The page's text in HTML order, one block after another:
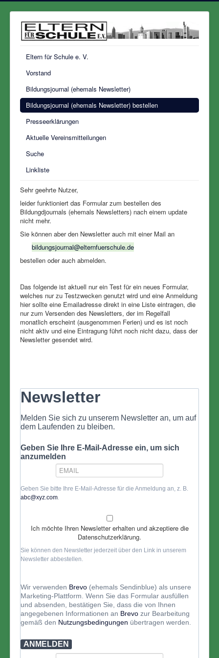
Eltern für Schule e. V.
Vorstand
Bildungsjournal (ehemals Newsletter)
Bildungsjournal (ehemals Newsletter) bestellen
Presseerklärungen
Aktuelle Vereinsmitteilungen
Suche
Linkliste
Sehr geehrte Nutzer,
leider funktioniert das Formular zum bestellen des
Bildungdjournals (ehemals Newsletters) nach einem update
nicht mehr.
Sie können aber den Newsletter auch mit einer Mail an
bildungsjournal@elternfuerschule.de
bestellen oder auch abmelden.
Das folgende ist aktuell nur ein Test für ein neues Formular,
welches nur zu Testzwecken genutzt wird und eine Anmeldung
hier sollte eine Emailadresse direkt in eine Liste eintragen, die
nur zum Versenden des Newsletters, der im Regelfall
monatlich erscheint (ausgenommen Ferien) und es ist noch
nicht aktiv und eine Eintragung führt noch nicht dazu, dass der
Newsletter gesendet wird.
Newsletter
Melden Sie sich zu unserem Newsletter an, um auf
dem Laufenden zu bleiben.
Geben Sie Ihre E-Mail-Adresse ein, um sich
anzumelden
Geben Sie bitte Ihre E-Mail-Adresse für die Anmeldung an, z. B.
abc@xyz.com.
Ich möchte Ihren Newsletter erhalten und akzeptiere die
Datenschutzerklärung.
Sie können den Newsletter jederzeit über den Link in unserem
Newsletter abbestellen.
Wir verwenden Brevo (ehemals Sendinblue) als unsere
Marketing-Plattform. Wenn Sie das Formular ausfüllen
und absenden, bestätigen Sie, dass die von Ihnen
angegebenen Informationen an Brevo zur Bearbeitung
gemäß den Nutzungsbedingungen übertragen werden.
ANMELDEN